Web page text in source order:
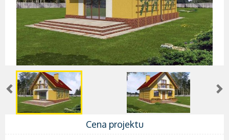
Cena projektu